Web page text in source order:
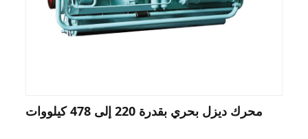
محرك ديزل بحري بقدرة 220 إلى 478 كيلووات